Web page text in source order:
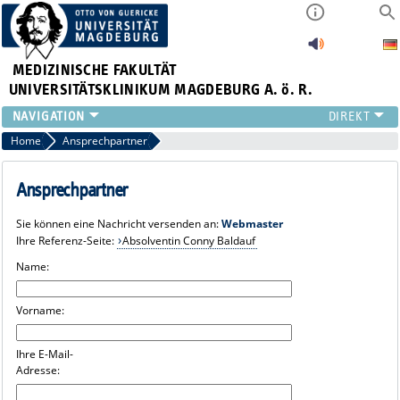
MEDIZINISCHE FAKULTÄT
UNIVERSITÄTSKLINIKUM MAGDEBURG A. ö. R.
INSTITUTE
KLINIKEN
ZENTRALE EINRICHTUNGEN
PRESSE
INTERNATIONAL
INTRANET
Home Ansprechpartner
Ansprechpartner
Sie können eine Nachricht versenden an:Webmaster
Ihre Referenz-Seite: Absolventin Conny Baldauf
Name:
Vorname:
Ihre E-Mail-
Adresse: